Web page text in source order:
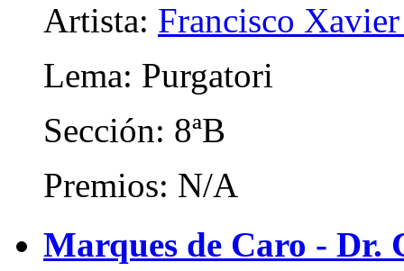
Artista: Francisco
Lema: Purgatori
Sección: 8ªB
Premios: N/A
Marques de Caro -